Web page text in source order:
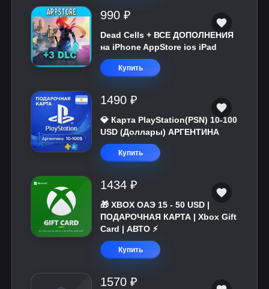
990 ₽
Dead Cells + ВСЕ ДОПОЛНЕНИЯ
на iPhone AppStore ios iPad
Купить
1490 ₽
💎 Карта PlayStation(PSN) 10-100
USD (Доллары) АРГЕНТИНА
Купить
1434 ₽
🎁 XBOX ОАЭ 15 - 50 USD |
ПОДАРОЧНАЯ КАРТА | Xbox Gift
Card | АВТО ⚡
Купить
1570 ₽